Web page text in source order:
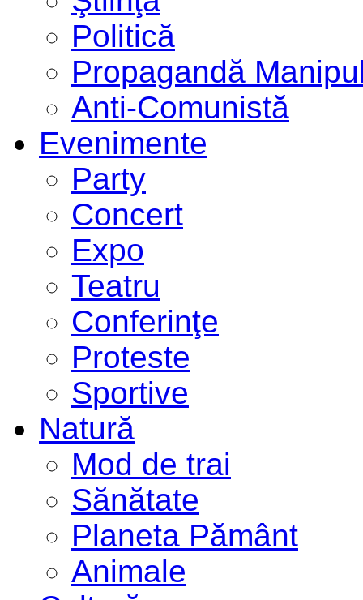
Politică
Propagandă
Anti-Comunistă
Evenimente
Party
Concert
Expo
Teatru
Conferinţe
Proteste
Sportive
Natură
Mod de trai
Sănătate
Planeta Pământ
Animale